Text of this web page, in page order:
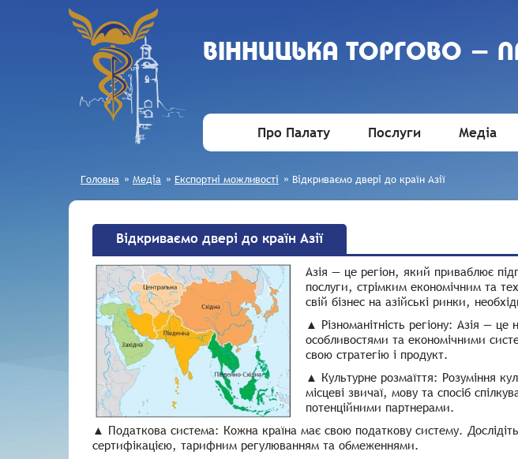
ВIННИЦЬКА ТОРГОВО -
Про Палату Послуги Медіа
Головна » Медіа » Експортні можливості » Відкриваємо двері до країн Азії
Відкриваємо двері до країн Азії
Азія — це регіон, який приваблює
послуги, стрімким економічним та
свій бізнес на азійські ринки,
▲ Різноманітність регіону: Азія —
особливостями та економічними
свою стратегію і продукт.
▲ Культурне розмаїття: Розуміння
місцеві звичаї, мову та спосіб
потенційними партнерами.
▲ Податкова система: Кожна країна має свою податкову систему.
сертифікацією, тарифним регулюванням та обмеженнями.